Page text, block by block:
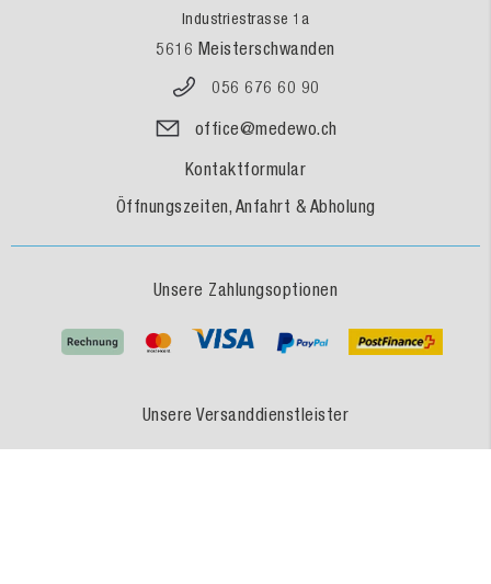
Industriestrasse 1a
5616 Meisterschwanden
056 676 60 90
office@medewo.ch
Kontaktformular
Öffnungszeiten, Anfahrt & Abholung
Unsere Zahlungsoptionen
Unsere Versanddienstleister